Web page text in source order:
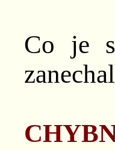
Co je